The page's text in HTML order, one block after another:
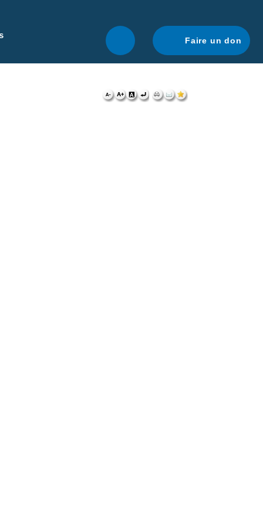
navigation optimale.
Faire un don